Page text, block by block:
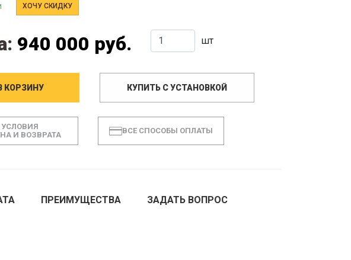
ХОЧУ СКИДКУ
940 000 руб. шт
КОРЗИНУ КУПИТЬ С УСТАНОВКОЙ
УСЛОВИЯ
И ВОЗВРАТА
ВСЕ СПОСОБЫ ОПЛАТЫ
ПРЕИМУЩЕСТВА ЗАДАТЬ ВОПРОС